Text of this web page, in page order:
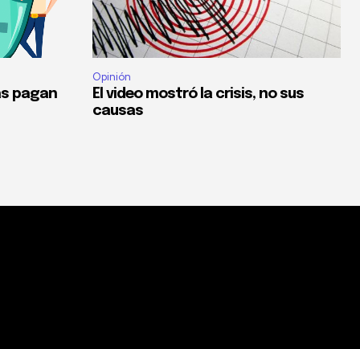
pagan
Opinión
El video mostró la crisis, no sus
causas